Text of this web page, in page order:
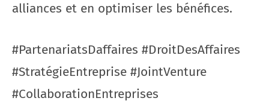
alliances et en optimiser les bénéfices.
#PartenariatsDaffaires #DroitDesAffaires
#StratégieEntreprise #JointVenture
#CollaborationEntreprises